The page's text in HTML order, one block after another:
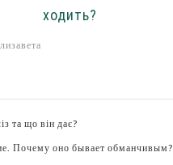
ходить?
та що він дає?
Почему оно бывает обманчивым?